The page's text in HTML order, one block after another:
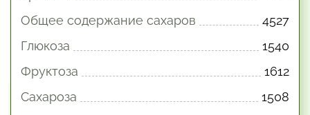
Общее содержание сахаров
4527
Глюкоза
1540
Фруктоза
1612
Сахароза
1508